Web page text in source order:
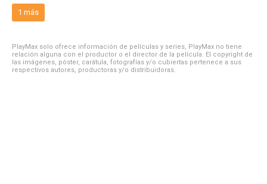
1 más
PlayMax solo ofrece información de películas y series, PlayMax no tiene
relación alguna con el productor o el director de la película. El copyright de
las imágenes, póster, carátula, fotografías y/o cubiertas pertenece a sus
respectivos autores, productoras y/o distribuidoras.